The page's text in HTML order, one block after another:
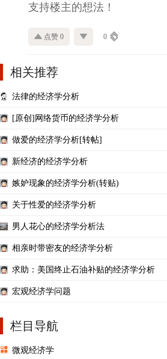
支持楼主的想法！
点赞 0 0
相关推荐
法律的经济学分析
[原创]网络货币的经济学分析
做爱的经济学分析[转帖]
新经济的经济学分析
嫉妒现象的经济学分析(转贴)
关于性爱的经济学分析
男人花心的经济学分析法
相亲时带密友的经济学分析
求助：美国终止石油补贴的经济学分析
宏观经济学问题
栏目导航
微观经济学